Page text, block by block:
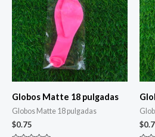
Globos Matte 18 pulgadas
Globos Matte 18 pulgadas
$0.75 $